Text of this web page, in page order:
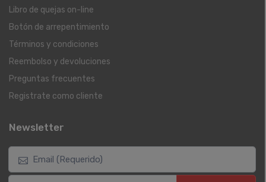
Libro de quejas on-line
Botón de arrepentimiento
Términos y condiciones
Reembolso y devoluciones
Preguntas frecuentes
Registrate como cliente
Newsletter